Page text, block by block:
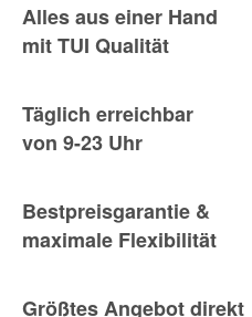
Alles aus einer Hand
mit TUI Qualität
Täglich erreichbar
von 9-23 Uhr
Bestpreisgarantie &
maximale Flexibilität
Größtes Angebot direkt